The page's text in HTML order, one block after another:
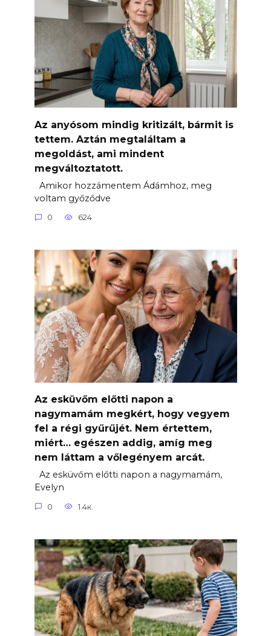
Az anyósom mindig kritizált, bármit is
tettem. Aztán megtaláltam a
megoldást, ami mindent
megváltoztatott.
Amikor hozzámentem Ádámhoz, meg
voltam győződve
0 624
Az esküvőm előtti napon a
nagymamám megkért, hogy vegyem
fel a régi gyűrűjét. Nem értettem,
miért… egészen addig, amíg meg
nem láttam a vőlegényem arcát.
Az esküvőm előtti napon a nagymamám,
Evelyn
0 1.4к.